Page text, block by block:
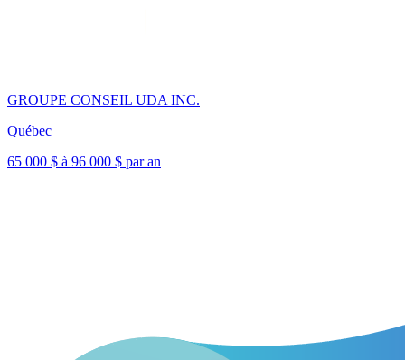
GROUPE CONSEIL UDA INC.
Québec
65 000 $ à 96 000 $ par an